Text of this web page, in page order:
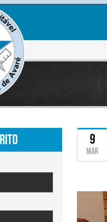
9
mar
Clique
ampliar
Clique